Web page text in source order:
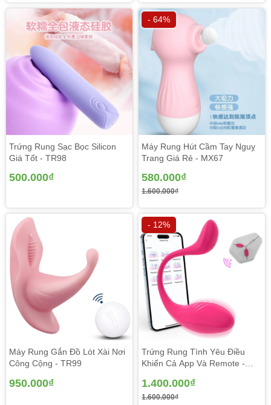
Rung, điều chỉnh nhiệt độ với 5 kiểu hoạt động khác nhau
kiểm soát kiểu hoạt động khác nhau lúc nhẹ nhàng vào cơ
thể đặc trưng.
Trứng Rung Sạc Bọc Silicon
Giá Tốt - TR98
500.000₫
- 64%
Máy Rung Hút Cầm Tay Nguỵ
Trang Giá Rẻ - MX67
580.000₫
1.600.000₫
Máy Rung Gắn Đồ Lót Xài Nơi
Công Cộng - TR99
950.000₫
- 12%
Trứng Rung Tình Yêu Điều
Khiển Cả App Và Remote -
1.400.000₫
1.600.000₫